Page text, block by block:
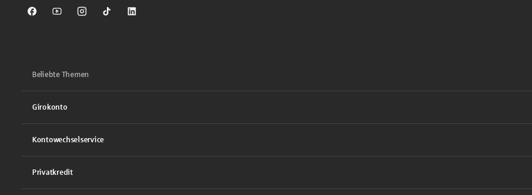
Sparkasse auf Facebook
Sparkasse auf Youtube
Sparkasse auf Instagram
Sparkasse auf TikTok
Sparkasse auf LinkedIn
Beliebte Themen
Girokonto
Kontowechselservice
Privatkredit